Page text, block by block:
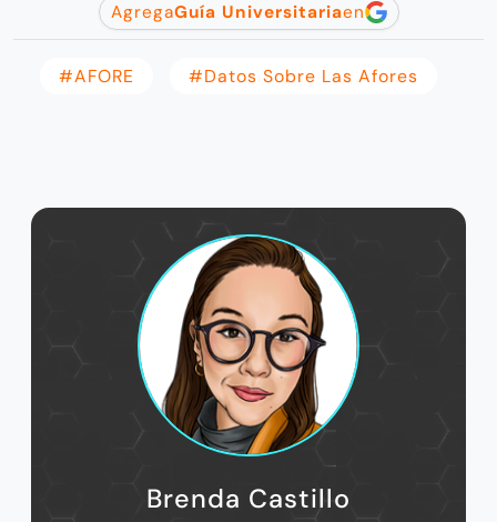
AgregaGuía Universitariaen
#AFORE #datos Sobre Las Afores
Brenda Castillo